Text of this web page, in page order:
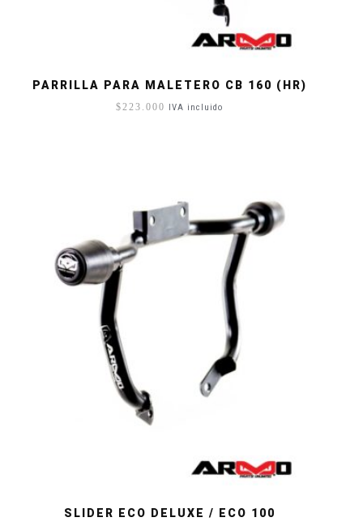
PARRILLA PARA MALETERO CB 160 (HR)
$223.000 IVA incluido
SLIDER ECO DELUXE / ECO 100